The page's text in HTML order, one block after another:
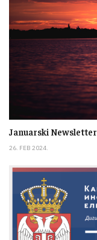
Januarski
26. FEB 2024.